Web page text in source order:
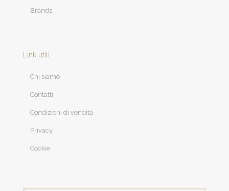
Brands
Link utili
Chi siamo
Contatti
Condizioni di vendita
Privacy
Cookie